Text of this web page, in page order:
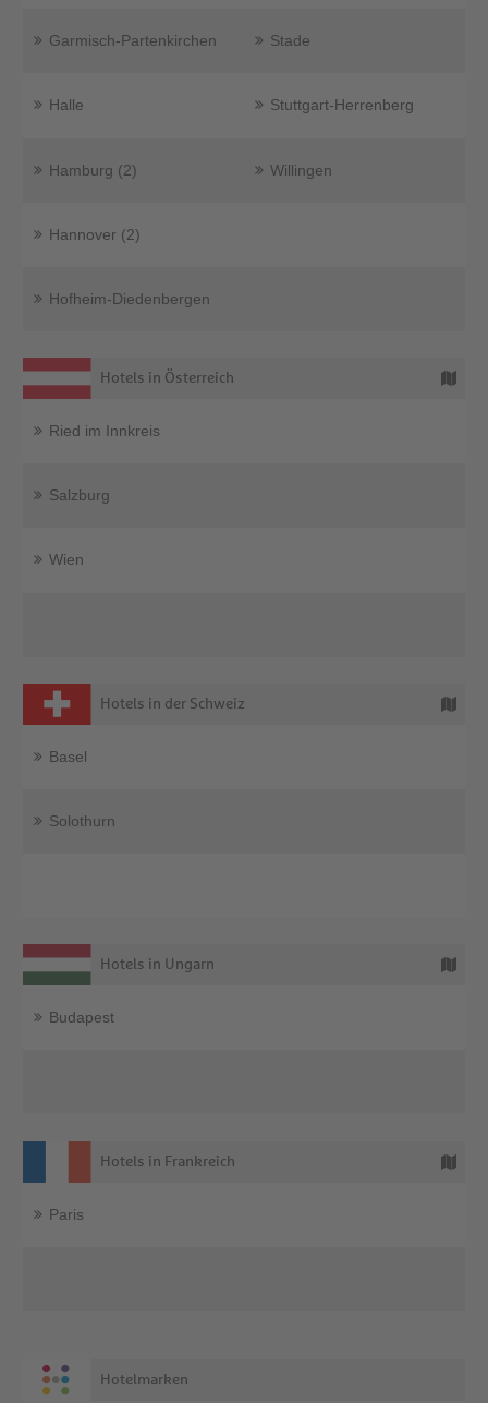
Garmisch-Partenkirchen
Halle
Hamburg (2)
Hannover (2)
Hofheim-Diedenbergen
Stade
Stuttgart-Herrenberg
Willingen
Hotels in Österreich
Ried im Innkreis
Salzburg
Wien
Hotels in der Schweiz
Basel
Solothurn
Hotels in Ungarn
Budapest
Hotels in Frankreich
Paris
Hotelmarken